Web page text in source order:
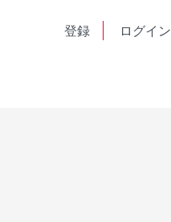
登録 ログイン